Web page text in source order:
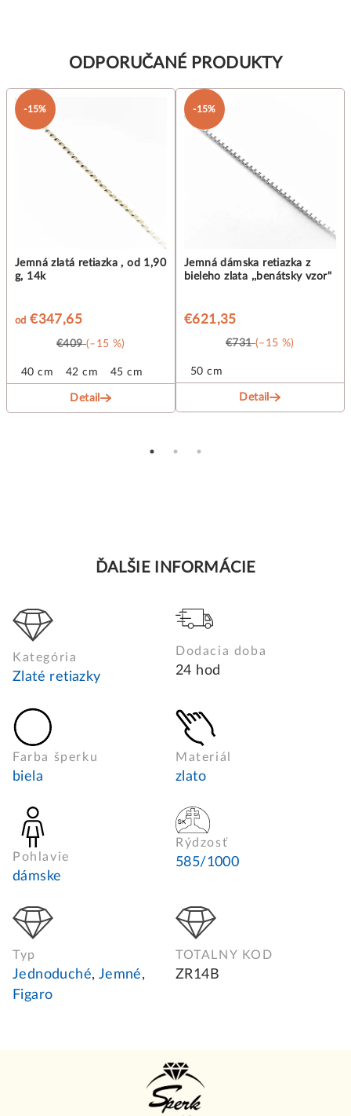
ODPORUČANÉ PRODUKTY
-15%
Jemná zlatá retiazka , od 1,90
g, 14k
od €347,65
€409 (–15 %)
40 cm 42 cm 45 cm
Detail
-15%
Jemná dámska retiazka z
bieleho zlata ,,benátsky vzor"
€621,35
€731 (–15 %)
50 cm
Detail
ĎALŠIE INFORMÁCIE
Kategória
Zlaté retiazky
Dodacia doba
24 hod
Farba šperku
biela
Materiál
zlato
Pohlavie
dámske
Rýdzosť
585/1000
Typ
Jednoduché, Jemné,
Figaro
TOTALNY KOD
ZR14B